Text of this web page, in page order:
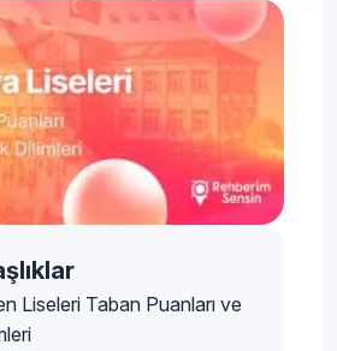
Liseleri Taban Puanları ve